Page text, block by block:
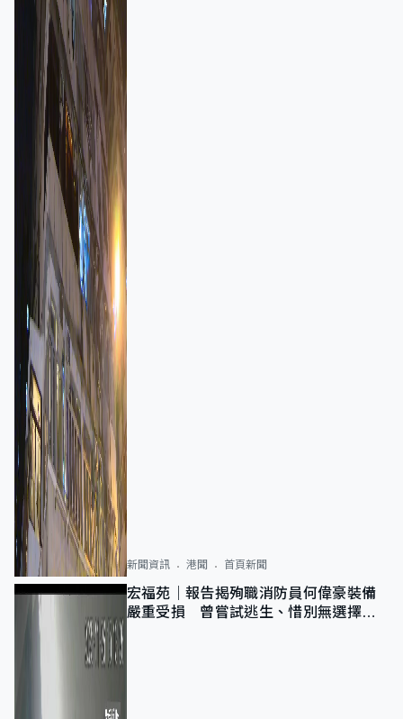
新聞資訊 港聞 首頁新聞
宏福苑｜報告揭殉職消防員何偉豪裝備
嚴重受損 曾嘗試逃生、惜別無選擇下